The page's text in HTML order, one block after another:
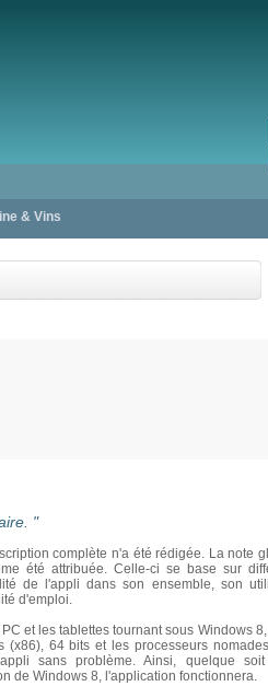
& Vins
"
complète n'a été rédigée. La note
été attribuée. Celle-ci se base sur
de l'appli dans son ensemble, son
d'emploi.
et les tablettes tournant sous Windows
(x86), 64 bits et les processeurs
sans problème. Ainsi, quelque soit
de Windows 8, l'application fonctionnera.